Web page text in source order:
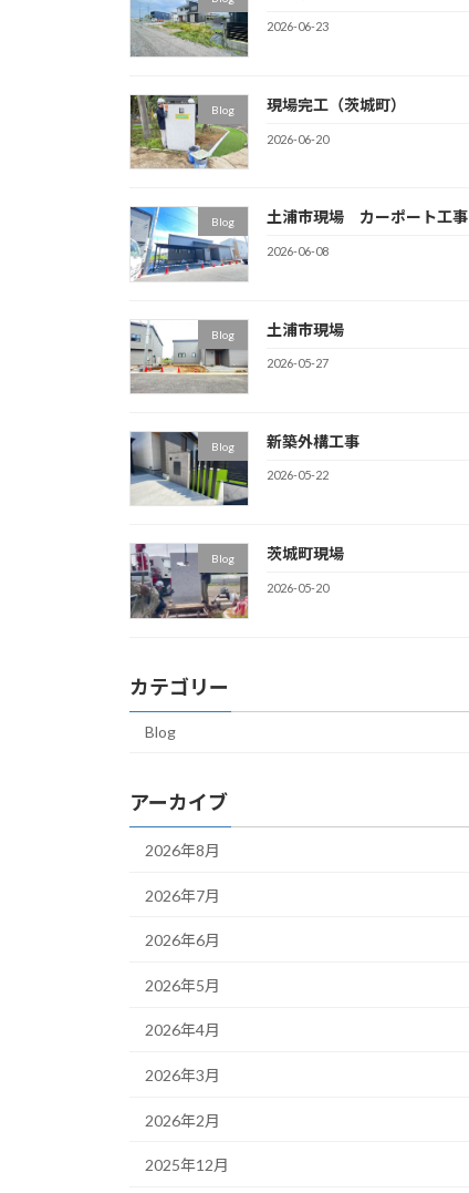
2026-06-23
Blog 現場完工（茨城町）
2026-06-20
Blog 土浦市現場 カーポート工事
2026-06-08
Blog 土浦市現場
2026-05-27
Blog 新築外構工事
2026-05-22
Blog 茨城町現場
2026-05-20
カテゴリー
Blog
アーカイブ
2026年8月
2026年7月
2026年6月
2026年5月
2026年4月
2026年3月
2026年2月
2025年12月